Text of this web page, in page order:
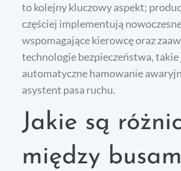
to kolejny kluczowy aspekt;
częściej implementują
wspomagające kierowcę oraz
technologie bezpieczeństwa, takie
automatyczne hamowanie
asystent pasa ruchu.
Jakie są
między